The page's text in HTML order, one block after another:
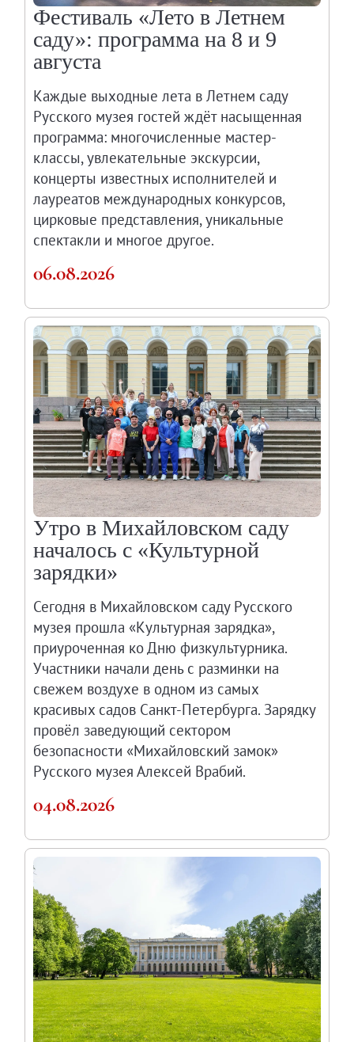
Лекторий
Лекции
Абонементы
Программы и мероприятия
Социально-культурные проекты
Издания отдела музейной инклюзии
Для СМИ
О Музее
О музее
Генеральный директор
Дирекция
Михайловский дворец
Корпус Бенуа
Михайловский (Инженерный) замок
Мраморный дворец
Строгановский дворец
Домик Петра I
Летний дворец Петра I
Летний сад
Михайловский сад
Западный павильон Михайловского
Восточный павильон Михайловского
Филиал в Кемерово
Клуб Друзей Русского музея
Партнеры и спонсоры
Культурно-просветительские и
Ассоциация художественных музеев
Локальные нормативные акты
Уставные документы
Закупки
Результаты проведения специальной
Аренда
Противодействие терроризму
Противодействие коррупции
Коллекции
Древнерусское искусство
Живопись XVIII – первой половины XIX вв.
Живопись второй половины XIX века -
Скульптура XVIII – начала XX вв.
Скульптура XX – XXI вв.
Нумизматика
Фестиваль «Лето в Летнем
саду»: программа на 8 и 9
августа
Каждые выходные лета в Летнем саду
Русского музея гостей ждёт насыщенная
программа: многочисленные мастер-
классы, увлекательные экскурсии,
концерты известных исполнителей и
лауреатов международных конкурсов,
цирковые представления, уникальные
спектакли и многое другое.
06.08.2026
Утро в Михайловском саду
началось с «Культурной
зарядки»
Сегодня в Михайловском саду Русского
музея прошла «Культурная зарядка»,
приуроченная ко Дню физкультурника.
Участники начали день с разминки на
свежем воздухе в одном из самых
красивых садов Санкт-Петербурга. Зарядку
провёл заведующий сектором
безопасности «Михайловский замок»
Русского музея Алексей Врабий.
04.08.2026